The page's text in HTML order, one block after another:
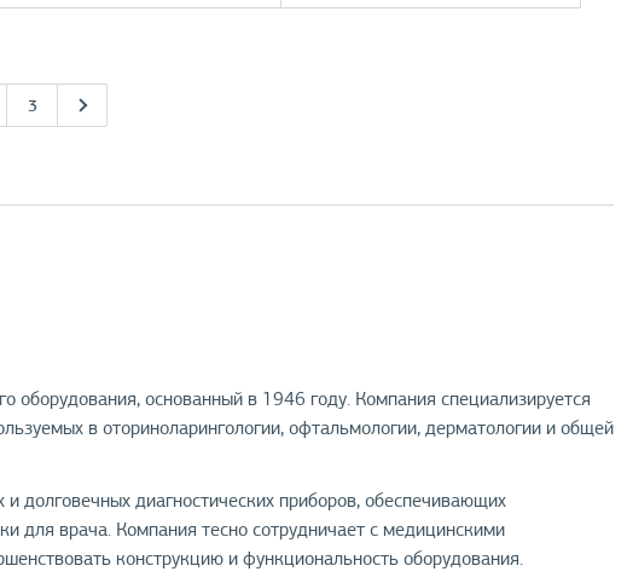
3
основанный в 1946 году. Компания специализируется
в оториноларингологии, офтальмологии, дерматологии и общей
долговечных диагностических приборов, обеспечивающих
для врача. Компания тесно сотрудничает с медицинскими
конструкцию и функциональность оборудования.